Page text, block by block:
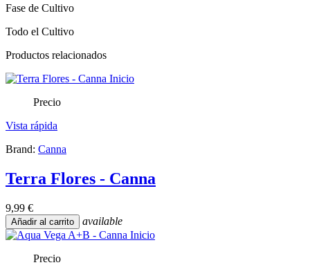
Fase de Cultivo
Todo el Cultivo
Productos relacionados
Precio
Vista rápida
Brand: Canna
Terra Flores - Canna
9,99 €
Añadir al carrito available
Precio